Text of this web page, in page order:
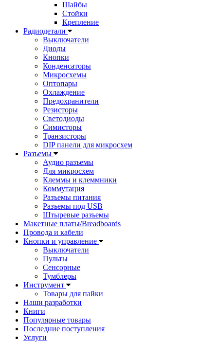
Шайбы
Стойки
Крепление
Радиодетали
Выключатели
Диоды
Кнопки
Конденсаторы
Микросхемы
Оптопары
Охлаждение
Предохранители
Резисторы
Светодиоды
Симисторы
Транзисторы
DIP панели для микросхем
Разъемы
Аудио разъемы
Для микросхем
Клеммы и клеммники
Коммутация
Разъемы питания
Разъемы под USB
Штыревые разъемы
Макетные платы/Breadboards
Провода и кабели
Кнопки и управление
Выключатели
Пульты
Сенсорные
Тумблеры
Инструмент
Товары для пайки
Наши разработки
Книги
Популярные товары
Последние поступления
Услуги